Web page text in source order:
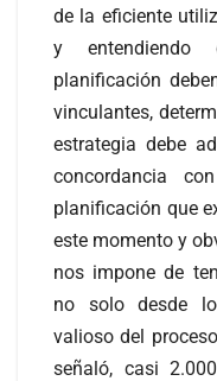
de la eficiente
y entendiendo
planificación
vinculantes,
estrategia debe
concordancia
planificación que
este momento y
nos impone de
no solo desde
valioso del
señaló, casi